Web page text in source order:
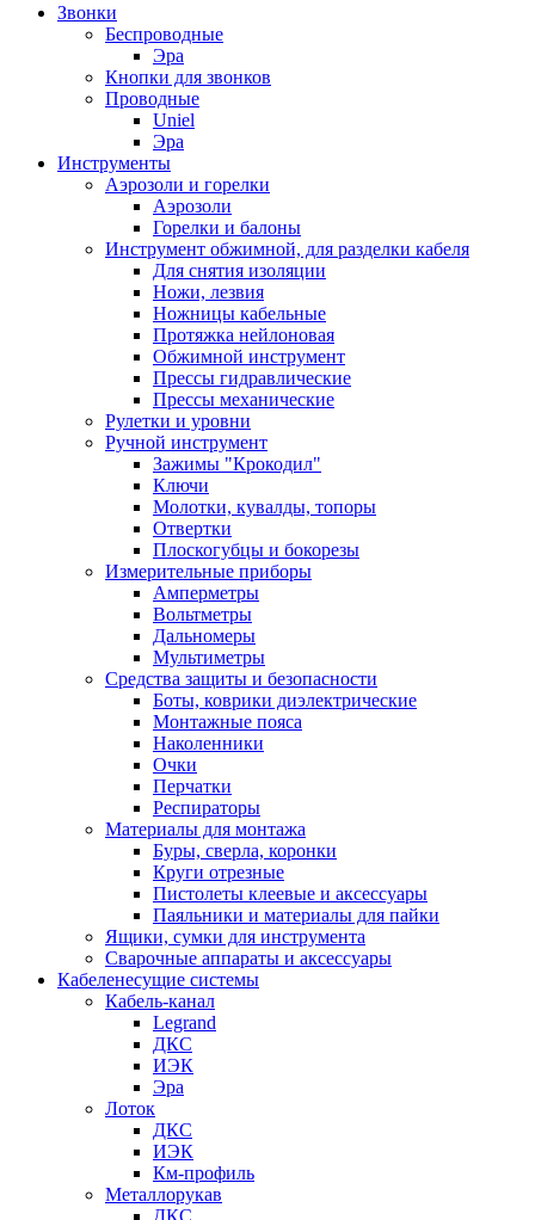
Звонки
Беспроводные
Эра
Кнопки для звонков
Проводные
Uniel
Эра
Инструменты
Аэрозоли и горелки
Аэрозоли
Горелки и балоны
Инструмент обжимной, для разделки кабеля
Для снятия изоляции
Ножи, лезвия
Ножницы кабельные
Протяжка нейлоновая
Обжимной инструмент
Прессы гидравлические
Прессы механические
Рулетки и уровни
Ручной инструмент
Зажимы "Крокодил"
Ключи
Молотки, кувалды, топоры
Отвертки
Плоскогубцы и бокорезы
Измерительные приборы
Амперметры
Вольтметры
Дальномеры
Мультиметры
Средства защиты и безопасности
Боты, коврики диэлектрические
Монтажные пояса
Наколенники
Очки
Перчатки
Респираторы
Материалы для монтажа
Буры, сверла, коронки
Круги отрезные
Пистолеты клеевые и аксессуары
Паяльники и материалы для пайки
Ящики, сумки для инструмента
Сварочные аппараты и аксессуары
Кабеленесущие системы
Кабель-канал
Legrand
ДКС
ИЭК
Эра
Лоток
ДКС
ИЭК
Км-профиль
Металлорукав
ДКС